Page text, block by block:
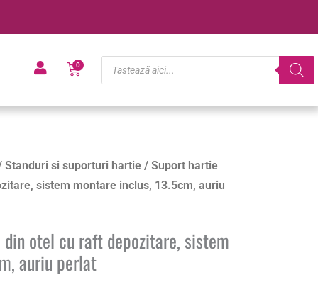
0
Cart
Products
search
Standuri si suporturi hartie / Suport hartie
sistem montare inclus, 13.5cm, auriu
otel cu raft depozitare, sistem
auriu perlat